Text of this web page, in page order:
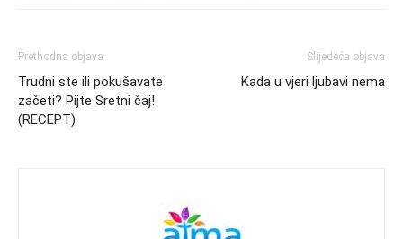
Prethodna objava
Trudni ste ili pokušavate
začeti? Pijte Sretni čaj!
(RECEPT)
Slijedeća objava
Kada u vjeri ljubavi nema